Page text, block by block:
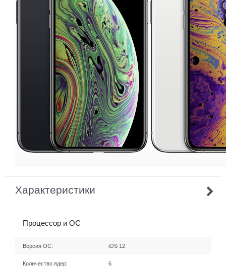
Характеристики
Процессор и ОС
Версия ОС: iOS 12
Количество ядер: 6